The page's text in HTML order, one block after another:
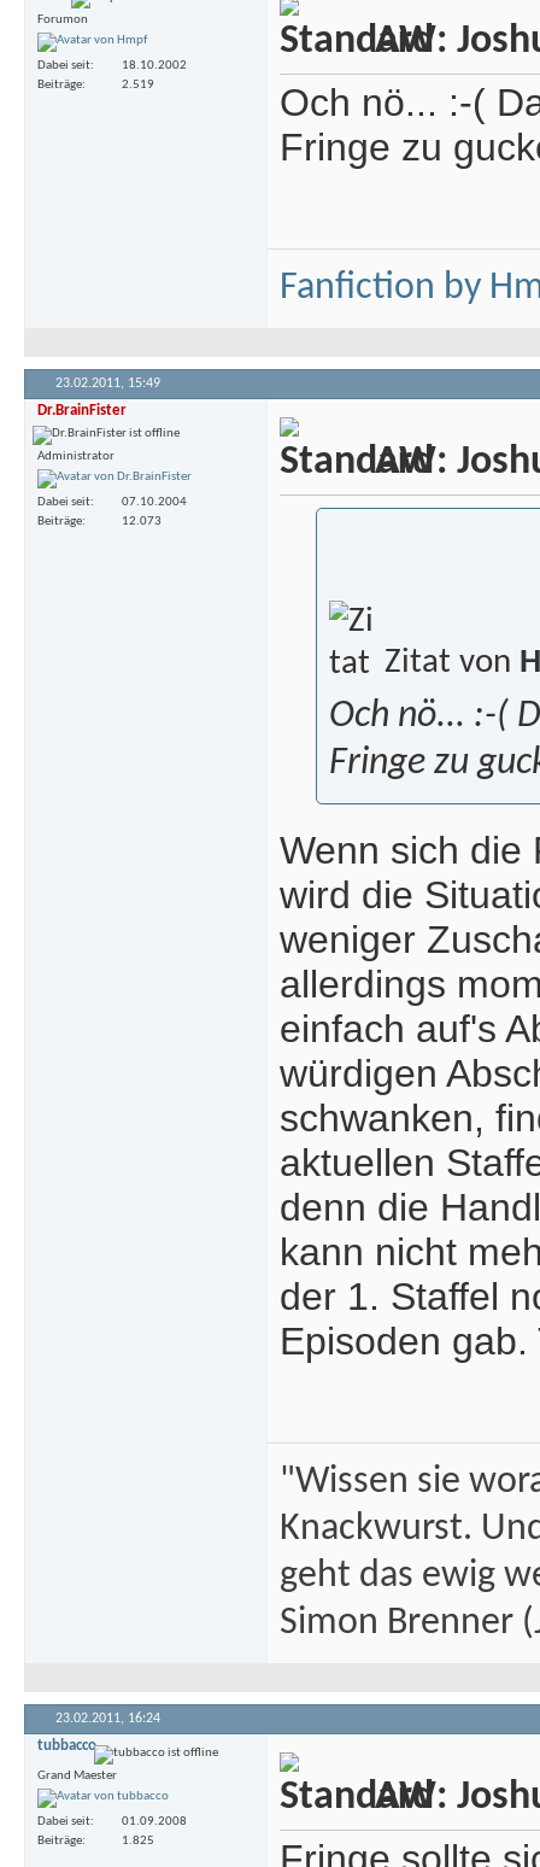
Forumon
Dabei seit
18.10.2002
Beiträge
2.519
AW:
Och nö... :-(
Fringe zu
Fanfiction by
23.02.2011, 15:49
Dr.BrainFister
Administrator
Dabei seit
07.10.2004
Beiträge
12.073
AW:
Zitat von
Och nö... :-(
Fringe zu
Wenn sich die
wird die
weniger
allerdings
einfach auf's
würdigen
schwanken,
aktuellen
denn die
kann nicht
der 1. Staffel
Episoden
"Wissen sie
Knackwurst.
geht das ewig
Simon Brenner
23.02.2011, 16:24
tubbacco
Grand Maester
Dabei seit
01.09.2008
Beiträge
1.825
AW: